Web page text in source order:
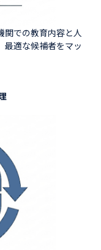
関での教育内容と人
最適な候補者をマッ